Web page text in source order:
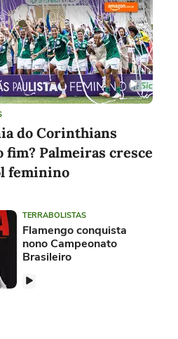
do Corinthians
fim? Palmeiras cresce
feminino
TERRABOLISTAS
Flamengo conquista
nono Campeonato
Brasileiro